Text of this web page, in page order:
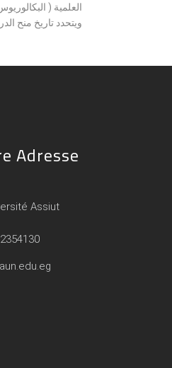
العلمية (
ويتحدد تاريخ منح
Adresse
Assiut